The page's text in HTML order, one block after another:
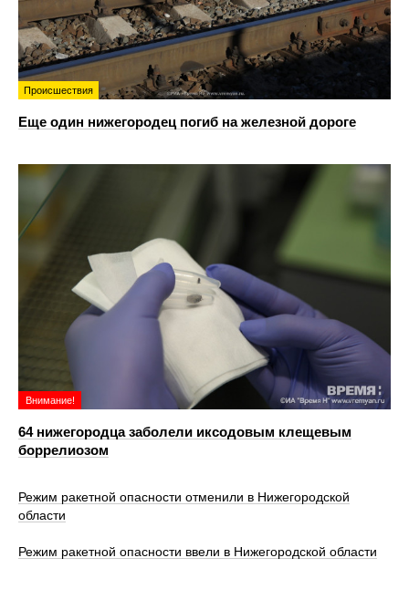
Происшествия
Еще один нижегородец погиб на железной дороге
Внимание!
64 нижегородца заболели иксодовым клещевым
боррелиозом
Режим ракетной опасности отменили в Нижегородской
области
Режим ракетной опасности ввели в Нижегородской области